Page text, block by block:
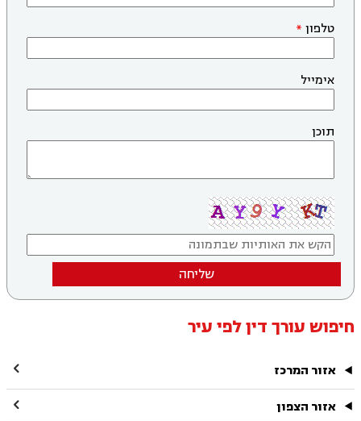
טלפון
אימייל
תוכן
שליחה
חיפוש עורך דין לפי עיר
אזור המרכז 
אזור הצפון 